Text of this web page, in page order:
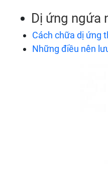
Dị ứng ngứa
Cách chữa dị ứng
Những điều nên